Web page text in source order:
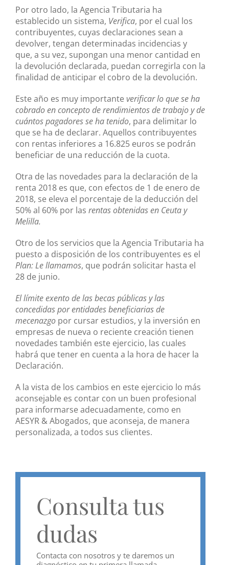
Por otro lado, la Agencia Tributaria ha
establecido un sistema, Verifica, por el cual los
contribuyentes, cuyas declaraciones sean a
devolver, tengan determinadas incidencias y
que, a su vez, supongan una menor cantidad en
la devolución declarada, puedan corregirla con la
finalidad de anticipar el cobro de la devolución.
Este año es muy importante verificar lo que se ha
cobrado en concepto de rendimientos de trabajo y de
cuántos pagadores se ha tenido, para delimitar lo
que se ha de declarar. Aquellos contribuyentes
con rentas inferiores a 16.825 euros se podrán
beneficiar de una reducción de la cuota.
Otra de las novedades para la declaración de la
renta 2018 es que, con efectos de 1 de enero de
2018, se eleva el porcentaje de la deducción del
50% al 60% por las rentas obtenidas en Ceuta y
Melilla.
Otro de los servicios que la Agencia Tributaria ha
puesto a disposición de los contribuyentes es el
Plan: Le llamamos, que podrán solicitar hasta el
28 de junio.
El límite exento de las becas públicas y las
concedidas por entidades beneficiarias de
mecenazgo por cursar estudios, y la inversión en
empresas de nueva o reciente creación tienen
novedades también este ejercicio, las cuales
habrá que tener en cuenta a la hora de hacer la
Declaración.
A la vista de los cambios en este ejercicio lo más
aconsejable es contar con un buen profesional
para informarse adecuadamente, como en
AESYR & Abogados, que aconseja, de manera
personalizada, a todos sus clientes.
Consulta tus
dudas
Contacta con nosotros y te daremos un